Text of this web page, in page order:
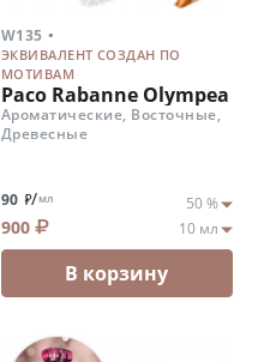
W135 .
ЭКВИВАЛЕНТ СОЗДАН ПО
МОТИВАМ
Paco Rabanne Olympea
Ароматические, Восточные,
Древесные
90 /мл
900
В корзину